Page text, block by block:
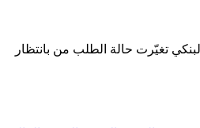
تغيّرت حالة الطلب من بانتظار